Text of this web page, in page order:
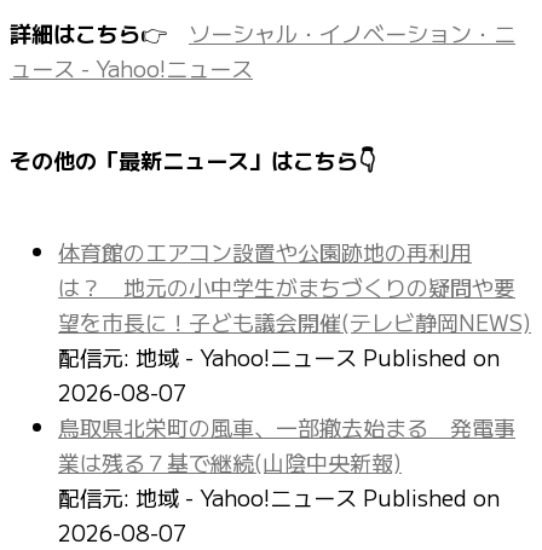
詳細はこちら👉 ソーシャル・イノベーション・ニ
ュース - Yahoo!ニュース
その他の「最新ニュース」はこちら👇
体育館のエアコン設置や公園跡地の再利用
は？ 地元の小中学生がまちづくりの疑問や要
望を市長に！子ども議会開催(テレビ静岡NEWS)
配信元: 地域 - Yahoo!ニュース Published on
2026-08-07
鳥取県北栄町の風車、一部撤去始まる 発電事
業は残る７基で継続(山陰中央新報)
配信元: 地域 - Yahoo!ニュース Published on
2026-08-07